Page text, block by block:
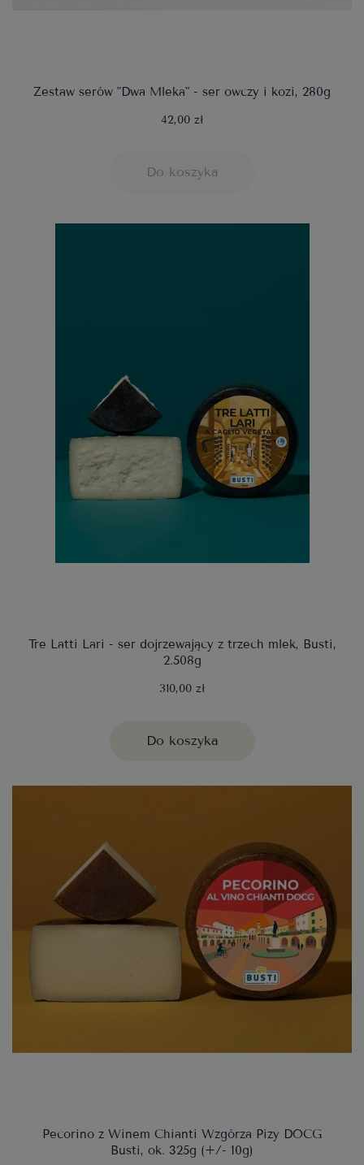
Zestaw serów "Dwa Mleka" - ser owczy i kozi, 280g
42,00 zł
Do koszyka
Tre Latti Lari - ser dojrzewający z trzech mlek, Busti,
2.508g
310,00 zł
Do koszyka
Pecorino z Winem Chianti Wzgórza Pizy DOCG
Busti, ok. 325g (+/- 10g)